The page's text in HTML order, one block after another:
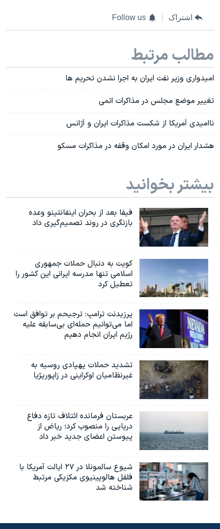
اشتراک Follow us
مطالب مرتبط
امیدواری وزیر نفت ایران به اجرا نشدن تحریم ها
تغییر موضع مجلس در مذاکرات اتمی
ناامیدی آمریکا از شکست مذاکرات ایران و آژانس
هشدار ایران در مورد امکان وقفه در مذاکرات مسکو
بیشتر بخوانید
فیفا بعد از بحران اینفانتینو وعده
بازنگری در روند تصمیم‌گیری داد
کویت به دنبال حملات جمهوری
اسلامی تنها مدرسه ایرانی این کشور را
تعطیل کرد
پرزیدنت ترامپ: ترجیحم بر توافق است
اما می‌توانیم حمله‌ای بی‌سابقه علیه
رژیم ایران انجام دهیم
تشدید حملات پهپادی روسیه به
غیرنظامیان اوکراینی در زاپوریژیا
عربستان فرمانده ائتلاف تازه دفاع
دریایی را منصوب کرد؛ ریاض از
پیوستن اعضای جدید خبر داد
شیوع سالمونلا در ۲۷ ایالت آمریکا با
فلفل هالوپینیوی مکزیکی مرتبط
شناخته شد